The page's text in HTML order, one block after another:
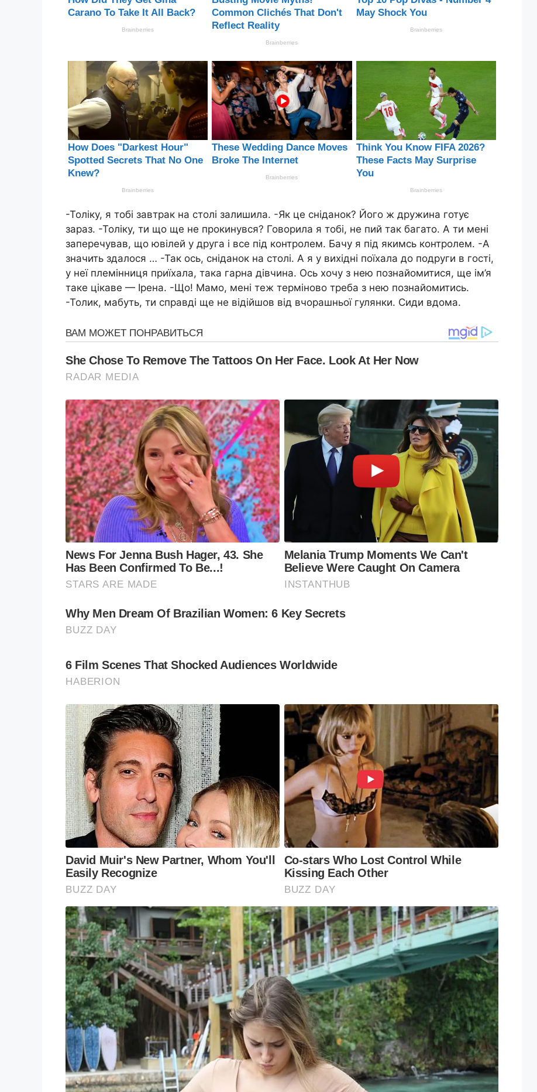
-Толіку, я тобі завтрак на столі залишила. -Як це сніданок? Його ж дружина готує
зараз. -Толіку, ти що ще не прокинувся? Говорила я тобі, не пий так багато. А ти мені
заперечував, що ювілей у друга і все під контролем. Бачу я під якимсь контролем. -А
значить здалося … -Так ось, сніданок на столі. А я у вихідні поїхала до подруги в гості,
у неї племінниця приїхала, така гарна дівчина. Ось хочу з нею познайомитися, ще ім’я
таке цікаве — Ірена. -Що! Мамо, мені теж терміново треба з нею познайомитись.
-Толик, мабуть, ти справді ще не відійшов від вчорашньої гулянки. Сиди вдома.